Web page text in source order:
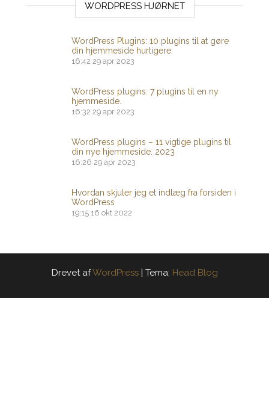
WORDPRESS HJØRNET
WordPress Plugins: 10 plugins til at gøre
din hjemmeside hurtigere.
16:42 29 apr 2023
WordPress plugins: 7 plugins til en ny
hjemmeside.
16:32 29 apr 2023
WordPress plugins – 11 vigtige plugins til
din nye hjemmeside. 2023
16:26 29 apr 2023
Hvordan skjuler jeg et indlæg fra forsiden i
WordPress
19:15 16 okt 2022
Drevet afWordPress | Tema: Head Blog